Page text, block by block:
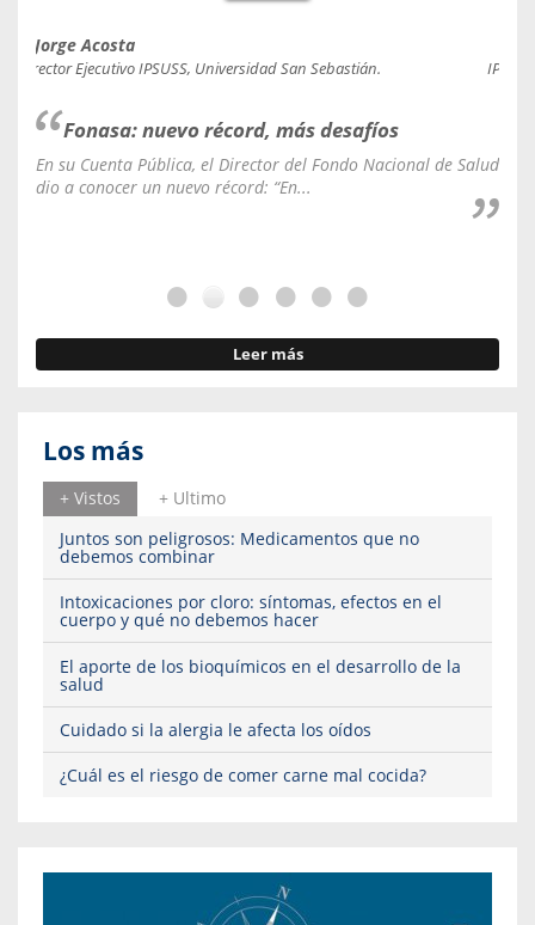
Jorge Acosta
Director Ejecutivo IPSUSS, Universidad San Sebastián.
Fonasa: nuevo récord, más desafíos
En su Cuenta Pública, el Director del Fondo Nacional de Salud
dio a conocer un nuevo récord: “En...
Leer más
Los más
+ Vistos
+ Ultimo
Juntos son peligrosos: Medicamentos que no
debemos combinar
Intoxicaciones por cloro: síntomas, efectos en el
cuerpo y qué no debemos hacer
El aporte de los bioquímicos en el desarrollo de la
salud
Cuidado si la alergia le afecta los oídos
¿Cuál es el riesgo de comer carne mal cocida?